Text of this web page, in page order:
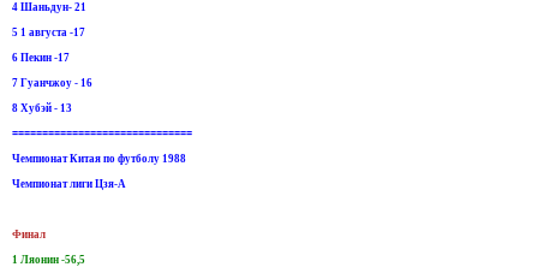
4 Шаньдун- 21
5 1 августа -17
6 Пекин -17
7 Гуанчжоу - 16
8 Хубэй - 13
==============================
Чемпионат Китая по футболу 1988
Чемпионат лиги Цзя-А
Финал
1 Ляонин -56,5